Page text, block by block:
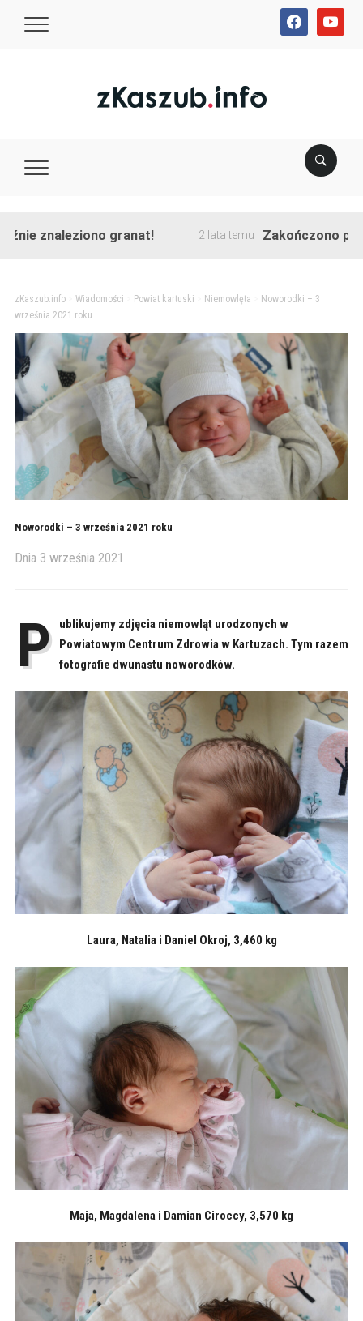
facebookyoutube
granat! 2 lata temu Zakończono przebudowę
zKaszub.info> Wiadomości Powiat kartuski Niemowlęta
Noworodki – 3
września 2021 roku
Noworodki – 3 września 2021 roku
Dnia 3 września 2021
P
ublikujemy zdjęcia niemowląt urodzonych w
Powiatowym Centrum Zdrowia w Kartuzach. Tym razem
fotografie dwunastu noworodków.
Laura, Natalia i Daniel Okroj, 3,460 kg
Maja, Magdalena i Damian Ciroccy, 3,570 kg